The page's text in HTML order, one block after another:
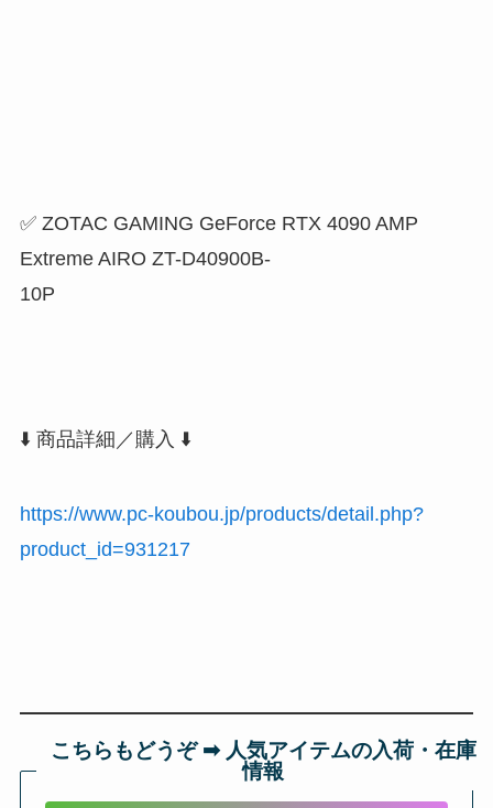
✅ ZOTAC GAMING GeForce RTX 4090 AMP
Extreme AIRO ZT-D40900B-
10P
⬇️ 商品詳細／購入 ⬇️
https://www.pc-koubou.jp/products/detail.php?
product_id=931217
こちらもどうぞ ➡︎ 人気アイテムの入荷・在庫
情報